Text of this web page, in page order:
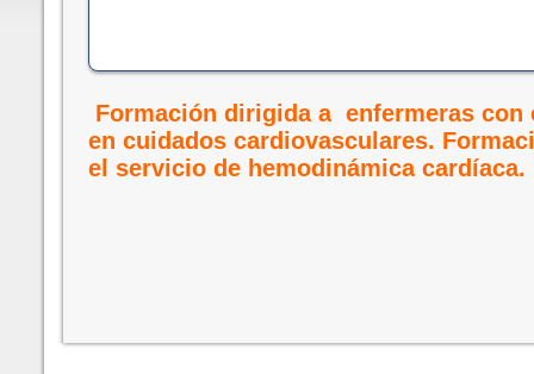
Formación dirigida a enfermeras con
en cuidados cardiovasculares.
el servicio de hemodinámica cardíaca.